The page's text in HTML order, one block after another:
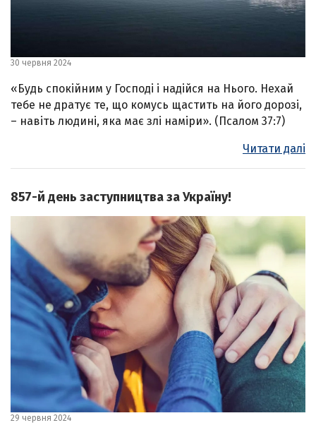
30 червня 2024
«Будь спокійним у Господі і надійся на Нього. Нехай
тебе не дратує те, що комусь щастить на його дорозі,
– навіть людині, яка має злі наміри». (Псалом 37:7)
Читати далі
857-й день заступництва за Україну!
29 червня 2024